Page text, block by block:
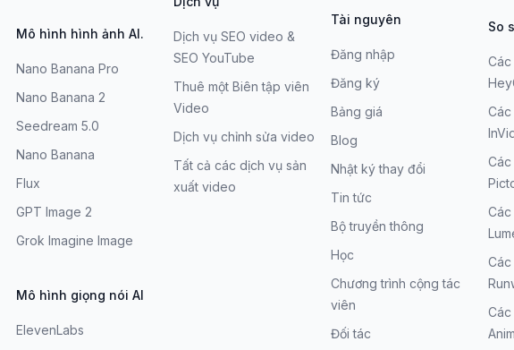
Mô hình hình ảnh AI.
Nano Banana Pro
Nano Banana 2
Seedream 5.0
Nano Banana
Flux
GPT Image 2
Grok Imagine Image
Mô hình giọng nói AI
ElevenLabs
Dịch vụ SEO video &
SEO YouTube
Thuê một Biên tập viên
Video
Dịch vụ chỉnh sửa video
Tất cả các dịch vụ sản
xuất video
Tài nguyên
Đăng nhập
Đăng ký
Bảng giá
Blog
Nhật ký thay đổi
Tin tức
Bộ truyền thông
Học
Chương trình cộng tác
viên
Đối tác
So